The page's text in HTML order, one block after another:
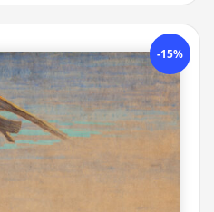
-15%